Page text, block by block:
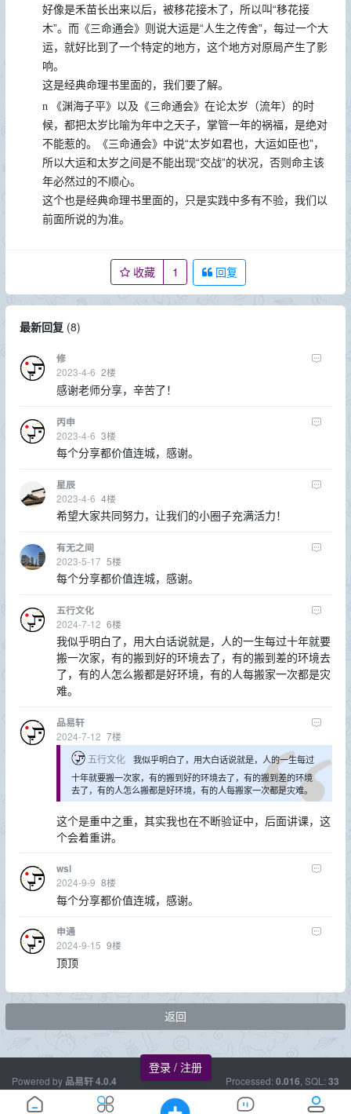
登录 / 注册
好像是禾苗长出来以后，被移花接木了，所以叫“移花接
木”。而《三命通会》则说大运是“人生之传舍”，每过一个大
运，就好比到了一个特定的地方，这个地方对原局产生了影
响。
这是经典命理书里面的，我们要了解。
n
《渊海子平》以及《三命通会》在论太岁（流年）的时
候，都把太岁比喻为年中之天子，掌管一年的祸福，是绝对
不能惹的。《三命通会》中说“太岁如君也，大运如臣也”，
所以大运和太岁之间是不能出现“交战”的状况，否则命主该
年必然过的不顺心。
这个也是经典命理书里面的，只是实践中多有不验，我们以
前面所说的为准。
收藏 1 回复
最新回复(8)
修
2023-4-6 2楼
感谢老师分享，辛苦了！
丙申
2023-4-6 3楼
每个分享都价值连城，感谢。
星辰
2023-4-6 4楼
希望大家共同努力，让我们的小圈子充满活力！
有无之间
2023-5-17 5楼
每个分享都价值连城，感谢。
五行文化
2024-7-12 6楼
我似乎明白了，用大白话说就是，人的一生每过十年就要
搬一次家，有的搬到好的环境去了，有的搬到差的环境去
了，有的人怎么搬都是好环境，有的人每搬家一次都是灾
难。
品易轩
2024-7-12 7楼
五行文化
我似乎明白了，用大白话说就是，人的一生每过
十年就要搬一次家，有的搬到好的环境去了，有的搬到差的环境
去了，有的人怎么搬都是好环境，有的人每搬家一次都是灾难。
这个是重中之重，其实我也在不断验证中，后面讲课，这
个会着重讲。
wsl
2024-9-9 8楼
每个分享都价值连城，感谢。
申通
2024-9-15 9楼
顶顶
返回
Powered by 品易轩4.0.4
欢迎您，我们一起前行。--
www.usece.com
Processed: 0.016 , SQL: 33